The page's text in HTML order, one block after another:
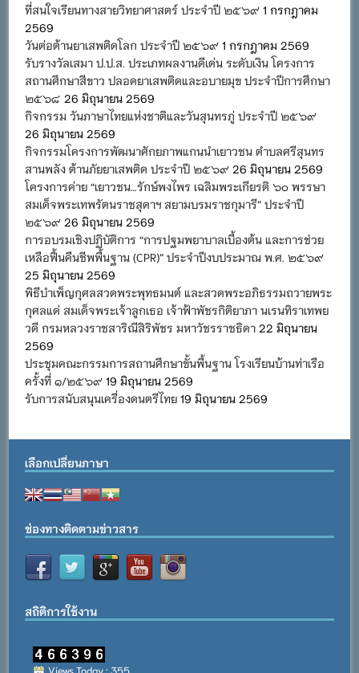
ที่สนใจเรียนทางสายวิทยาศาสตร์ ประจำปี ๒๕๖๙ 1 กรกฎาคม
2569
วันต่อต้านยาเสพติดโลก ประจำปี ๒๕๖๙ 1 กรกฎาคม 2569
รับรางวัลเสมา ป.ป.ส. ประเภทผลงานดีเด่น ระดับเงิน โครงการ
สถานศึกษาสีขาว ปลอดยาเสพติดและอบายมุข ประจำปีการศึกษา
๒๕๖๘ 26 มิถุนายน 2569
กิจกรรม วันภาษาไทยแห่งชาติและวันสุนทรภู่ ประจำปี ๒๕๖๙
26 มิถุนายน 2569
กิจกรรมโครงการพัฒนาศักยภาพแกนนำเยาวชน ตำบลศรีสุนทร
สานพลัง ต้านภัยยาเสพติด ประจำปี ๒๕๖๙ 26 มิถุนายน 2569
โครงการค่าย “เยาวชน…รักษ์พงไพร เฉลิมพระเกียรติ ๖๐ พรรษา
สมเด็จพระเทพรัตนราชสุดาฯ สยามบรมราชกุมารี” ประจำปี
๒๕๖๙ 26 มิถุนายน 2569
การอบรมเชิงปฏิบัติการ “การปฐมพยาบาลเบื้องต้น และการช่วย
เหลือฟื้นคืนชีพพื้นฐาน (CPR)” ประจำปีงบประมาณ พ.ศ. ๒๕๖๙
25 มิถุนายน 2569
พิธีบำเพ็ญกุศลสวดพระพุทธมนต์ และสวดพระอภิธรรมถวายพระ
กุศลแด่ สมเด็จพระเจ้าลูกเธอ เจ้าฟ้าพัชรกิติยาภา นเรนทิราเทพย
วดี กรมหลวงราชสาริณีสิริพัชร มหาวัชรราชธิดา 22 มิถุนายน
2569
ประชุมคณะกรรมการสถานศึกษาขั้นพื้นฐาน โรงเรียนบ้านท่าเรือ
ครั้งที่ ๑/๒๕๖๙ 19 มิถุนายน 2569
รับการสนับสนุนเครื่องดนตรีไทย 19 มิถุนายน 2569
เลือกเปลี่ยนภาษา
ช่องทางติดตามข่าวสาร
สถิติการใช้งาน
Views Today : 355